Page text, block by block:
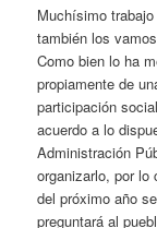
Muchísimo
también los
Como bien lo ha
propiamente de
participación
acuerdo a lo
Administración
organizarlo, por lo
del próximo año
preguntará al